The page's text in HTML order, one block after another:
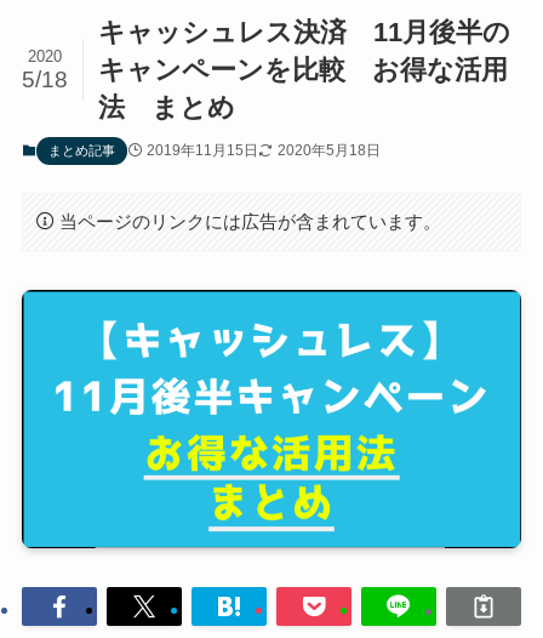
キャッシュレス決済 11月後半の
キャンペーンを比較 お得な活用
法 まとめ
2020
5/18
まとめ記事 2019年11月15日 2020年5月18日
当ページのリンクには広告が含まれています。